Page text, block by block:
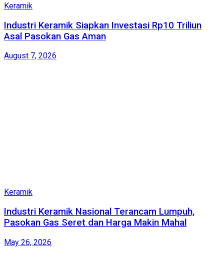
Keramik
Industri Keramik Siapkan Investasi Rp10 Triliun
Asal Pasokan Gas Aman
August 7, 2026
Keramik
Industri Keramik Nasional Terancam Lumpuh,
Pasokan Gas Seret dan Harga Makin Mahal
May 26, 2026